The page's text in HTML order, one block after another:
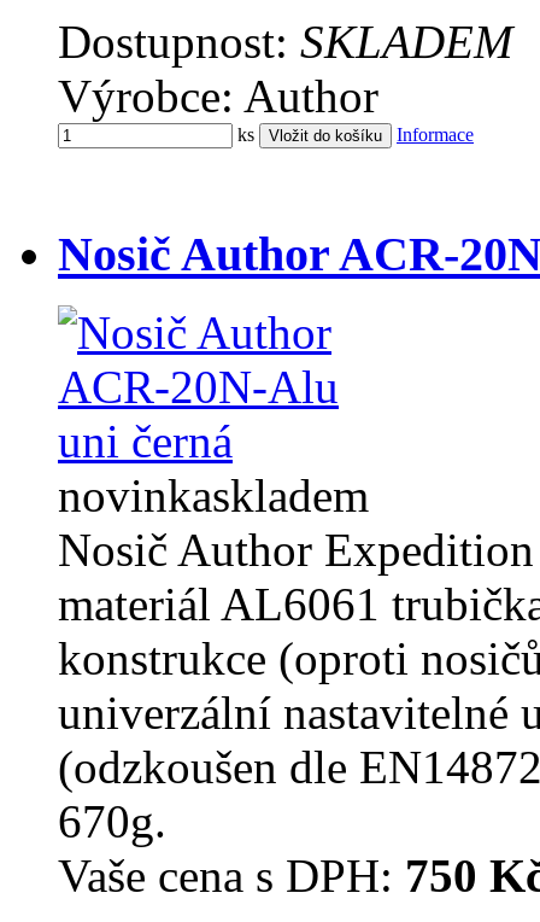
Dostupnost: SKLADEM
Výrobce: Author
ks Informace
Nosič Author ACR-
novinkaskladem
Nosič Author
materiál AL6061
konstrukce (oproti
univerzální nastavitelné
(odzkoušen dle
670g.
Vaše cena s DPH: 750